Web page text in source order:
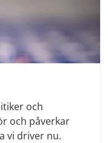
och
och påverkar
vi driver nu.